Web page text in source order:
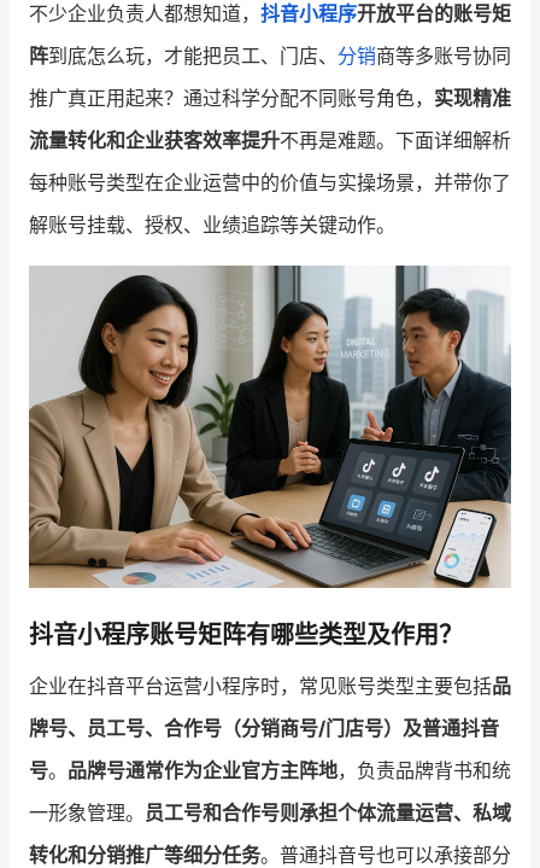
品牌消费观 行业报告
新零售资讯
培训课程
私域课程 新零售内参
增长俱乐部 有赞商盟
商家社区 社群交流
合作共进
入驻有赞 认证代理商
认证服务商 设计服务商
有赞云 数据通服务
不少企业负责人都想知道， 抖音小程序开放平台的账号矩
阵到底怎么玩，才能把员工、门店、 分销商等多账号协同
推广真正用起来？通过科学分配不同账号角色， 实现精准
流量转化和企业获客效率提升不再是难题。下面详细解析
每种账号类型在企业运营中的价值与实操场景，并带你了
解账号挂载、授权、业绩追踪等关键动作。
抖音小程序账号矩阵有哪些类型及作用？
企业在抖音平台运营小程序时，常见账号类型主要包括品
牌号、员工号、合作号（分销商号/门店号）及普通抖音
号。 品牌号通常作为企业官方主阵地，负责品牌背书和统
一形象管理。 员工号和合作号则承担个体流量运营、私域
转化和分销推广等细分任务。普通抖音号也可以承接部分